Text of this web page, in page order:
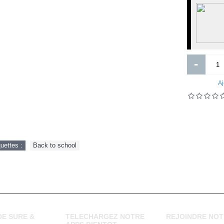
MEUBLE ET VASQUE ET
-
: Back to school
SURE &
TELECHARGEZ NOTRE
REJOINDRE